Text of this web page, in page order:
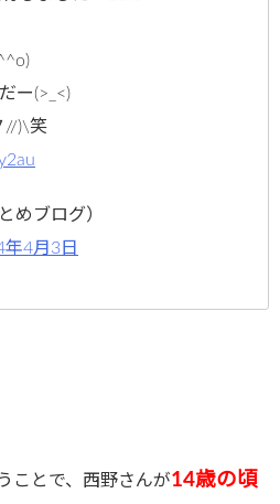
ー(>_<)
)\笑
めブログ）
年4月3日
ことで、西野さんが14歳の頃